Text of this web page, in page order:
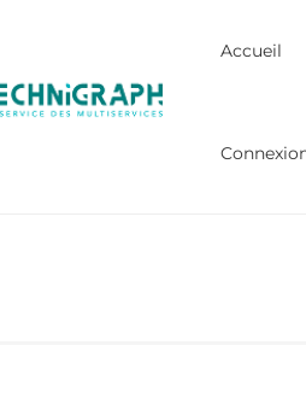
Accueil